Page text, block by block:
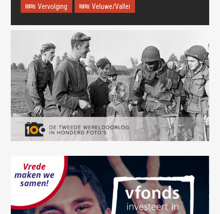
Vervolging Veluwe/Vallei